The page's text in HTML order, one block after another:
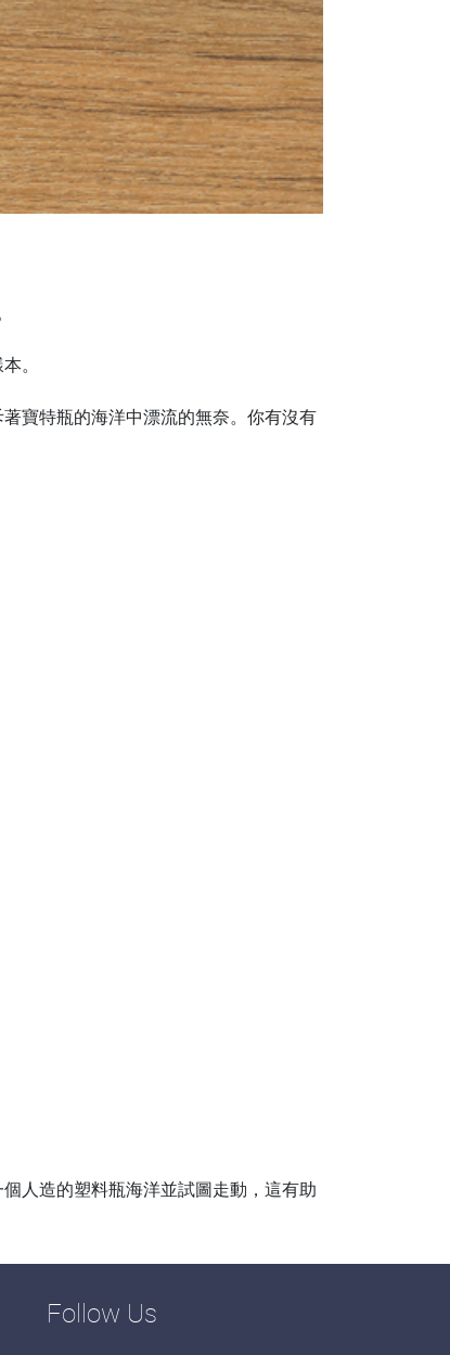
。
寶特瓶的海洋中漂流的無奈。你有沒有
人造的塑料瓶海洋並試圖走動，這有助
Follow Us